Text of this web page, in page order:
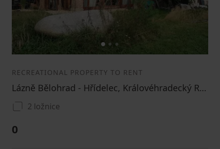
12 3
RECREATIONAL PROPERTY TO RENT
Lázně Bělohrad - Hřídelec, Královéhradecký Region
2 ložnice
0